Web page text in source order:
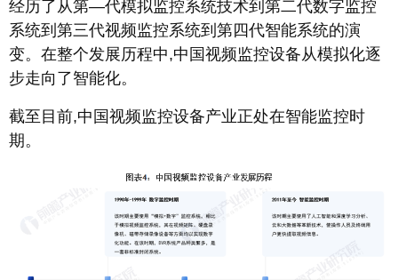
经历了从第—代模拟监控系统技术到第二代数字监控
系统到第三代视频监控系统到第四代智能系统的演
变。在整个发展历程中,中国视频监控设备从模拟化逐
步走向了智能化。
截至目前,中国视频监控设备产业正处在智能监控时
期。